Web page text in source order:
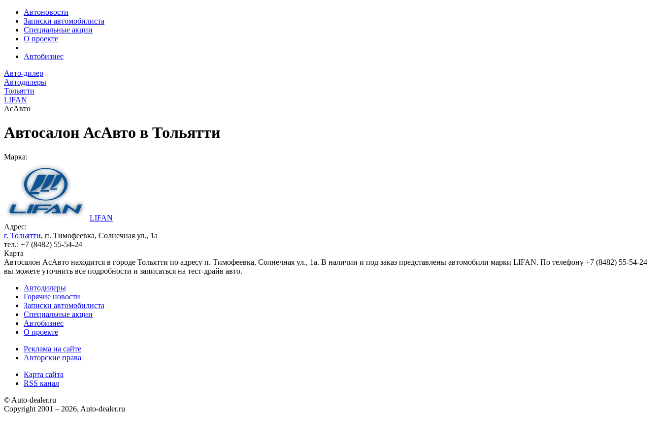
Автоновости
Записки автомобилиста
Специальные акции
О проекте
Автобизнес
Авто-дилер
Автодилеры
Тольятти
LIFAN
АсАвто
Автосалон АсАвто в Тольятти
Марка:
LIFAN
Адрес:
г. Тольятти, п. Тимофеевка, Солнечная ул., 1а
тел.: +7 (8482) 55-54-24
Карта
Автосалон АсАвто находится в городе Тольятти по адресу п. Тимофеевка, Солнечная ул., 1а. В наличии и под заказ представлены автомобили марки LIFAN. По телефону +7 (8482) 55-54-24
вы можете уточнить все подробности и записаться на тест-драйв авто.
Автодилеры
Горячие новости
Записки автомобилиста
Специальные акции
Автобизнес
О проекте
Реклама на сайте
Авторские права
Карта сайта
RSS канал
© Auto-dealer.ru
Copyright 2001 – 2026, Auto-dealer.ru